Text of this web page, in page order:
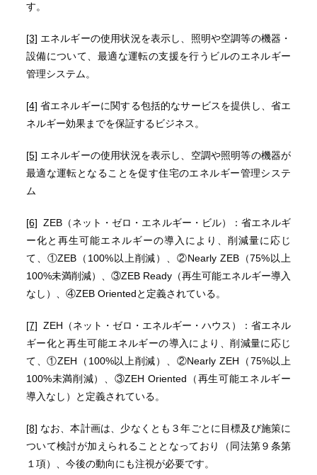
す。
[3] エネルギーの使用状況を表示し、照明や空調等の機器・
設備について、最適な運転の支援を行うビルのエネルギー
管理システム。
[4] 省エネルギーに関する包括的なサービスを提供し、省エ
ネルギー効果までを保証するビジネス。
[5] エネルギーの使用状況を表示し、空調や照明等の機器が
最適な運転となることを促す住宅のエネルギー管理システ
ム
[6] ZEB（ネット・ゼロ・エネルギー・ビル）：省エネルギ
ー化と再生可能エネルギーの導入により、削減量に応じ
て、①ZEB（100%以上削減）、②Nearly ZEB（75%以上
100%未満削減）、③ZEB Ready（再生可能エネルギー導入
なし）、④ZEB Orientedと定義されている。
[7] ZEH（ネット・ゼロ・エネルギー・ハウス）：省エネル
ギー化と再生可能エネルギーの導入により、削減量に応じ
て、①ZEH（100%以上削減）、②Nearly ZEH（75%以上
100%未満削減）、③ZEH Oriented（再生可能エネルギー
導入なし）と定義されている。
[8] なお、本計画は、少なくとも３年ごとに目標及び施策に
ついて検討が加えられることとなっており（同法第９条第
１項）、今後の動向にも注視が必要です。